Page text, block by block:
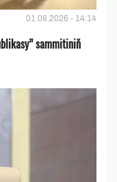
01.08.2026 - 14:14
sammitiniň